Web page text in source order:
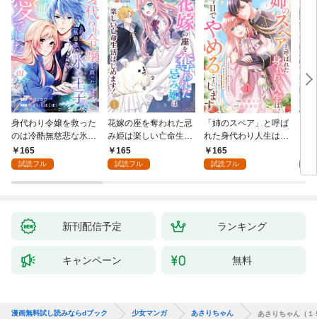
身代わり令嬢を救った
のは冷酷無慈悲な氷の
王子の愛でした１
165
試読フル
花嫁の座を奪われた忌
み姫は楽しい亡命生活
はじめます！１
165
試読フル
「姉のスペア」と呼ば
れた身代わり人生は、
今日でやめることにし
ます～辺境で自由を満
165
試読フル
新刊配信予定 ランキング
キャンペーン 無料
漫画無料試し読みならdブック 少女マンガ あさりちゃん あさりちゃん（１